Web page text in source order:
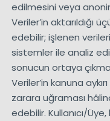
edilmesini veya
Veriler’in aktarıldığı
edebilir; işlenen
sistemler ile analiz
sonucun ortaya
Veriler’in kanuna
zarara uğraması
edebilir. Kullanıcı/